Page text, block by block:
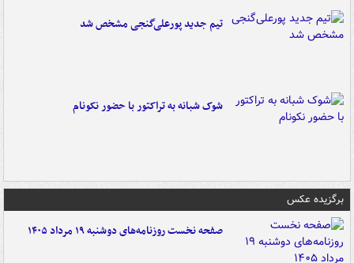
تیم جدید پورعلی‌گنجی مشخص شد
شوک شبانه به تراکتور با حضور نکونام
برگزیده عکس
صفحه نخست روزنامه‌های دوشنبه ۱۹ مرداد ۱۴۰۵